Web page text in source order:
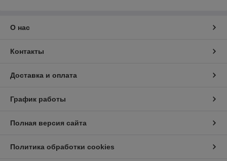
О нас
Контакты
Доставка и оплата
График работы
Полная версия сайта
Политика обработки cookies